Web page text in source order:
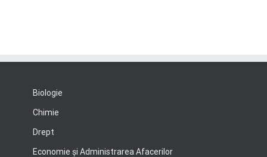
Biologie
Chimie
Drept
Economie şi Administrarea Afacerilor